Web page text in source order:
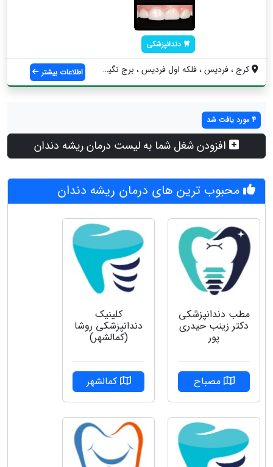
دندانپزشکی
کرج ، فردیس ، فلکه اول فردیس ، برج نگین ... اطلاعات بیشتر
4 مورد یافت شد
افزودن شغل شما به لیست درمان ریشه دندان
محبوب ترین های درمان ریشه دندان
مطب دندانپزشکی
دکتر زینب حیدری
پور
مصباح
کلینیک
دندانپزشکی روشا
(کمالشهر)
کمالشهر